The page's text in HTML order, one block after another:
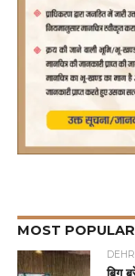
MOST POPULAR